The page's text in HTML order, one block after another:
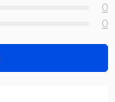
0
0